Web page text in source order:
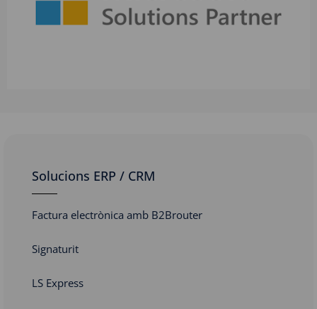
Solucions ERP / CRM
Factura electrònica amb B2Brouter
Signaturit
LS Express